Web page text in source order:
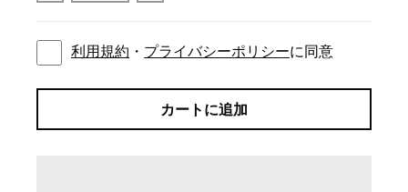
利用規約 ・ プライバシーポリシーに同意
カートに追加